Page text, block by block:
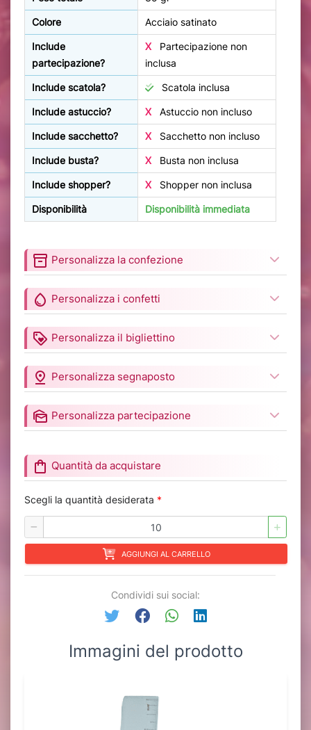
Colore Acciaio satinato
Include
partecipazione?
X
Partecipazione non
inclusa
Include scatola? Scatola inclusa
Include astuccio? X Astuccio non incluso
Include sacchetto? X Sacchetto non incluso
Include busta? X Busta non inclusa
Include shopper? X Shopper non inclusa
Disponibilità Disponibilità immediata
inventory_2 Personalizza la confezione
water_drop Personalizza i confetti
loyalty Personalizza il bigliettino
pin_drop Personalizza segnaposto
mark_as_unread Personalizza partecipazione
shopping_bag Quantità da acquistare
Scegli la quantità desiderata *
AGGIUNGI AL CARRELLO
Condividi sui social:
Immagini del prodotto